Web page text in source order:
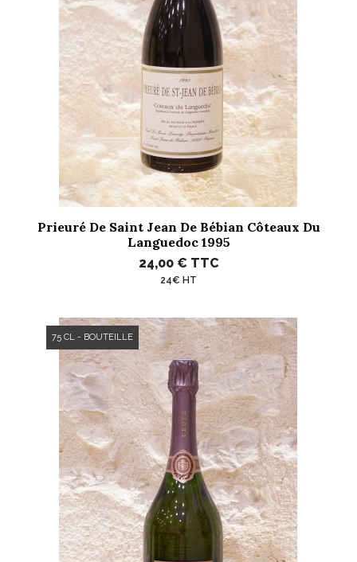
Prieuré De Saint Jean De Bébian Côteaux Du
Languedoc 1995
24,00 € TTC
24€ HT
75 CL - BOUTEILLE